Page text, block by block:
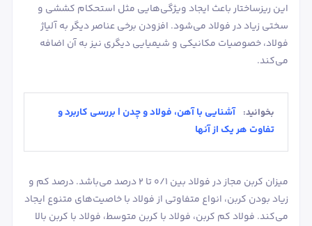
این ریزساختار باعث ایجاد ویژگی‌هایی مثل استحکام کششی و
سختی زیاد در فولاد می‌شود. افزودن برخی عناصر دیگر به آلیاژ
فولاد، خصوصیات مکانیکی و شیمیایی دیگری نیز به آن اضافه
می‌کند.
بخوانید:
آشنایی با آهن، فولاد و چدن | بررسی کاربرد و
تفاوت هر یک از آنها
میزان کربن مجاز در فولاد بین 0/1 تا 2 درصد می‌باشد. درصد کم و
زیاد بودن کربن، انواع متفاوتی از فولاد با خاصیت‌های متنوع ایجاد
می‌کند. فولاد کم کربن، فولاد با کربن متوسط، فولاد با کربن بالا